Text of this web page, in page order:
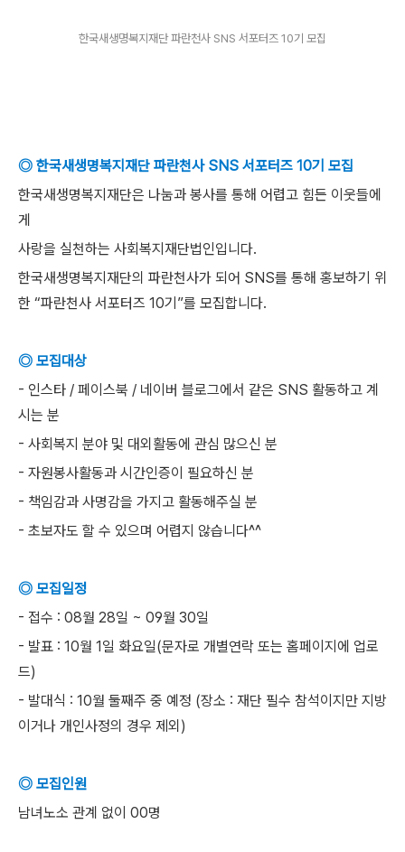
한국새생명복지재단 파란천사 SNS 서포터즈 10기 모집
◎ 한국새생명복지재단 파란천사 SNS 서포터즈 10기 모집
한국새생명복지재단은 나눔과 봉사를 통해 어렵고 힘든 이웃들에
게
사랑을 실천하는 사회복지재단법인입니다.
한국새생명복지재단의 파란천사가 되어 SNS를 통해 홍보하기 위
한 “파란천사 서포터즈 10기”를 모집합니다.
◎ 모집대상
- 인스타 / 페이스북 / 네이버 블로그에서 같은 SNS 활동하고 계
시는 분
- 사회복지 분야 및 대외활동에 관심 많으신 분
- 자원봉사활동과 시간인증이 필요하신 분
- 책임감과 사명감을 가지고 활동해주실 분
- 초보자도 할 수 있으며 어렵지 않습니다^^
◎ 모집일정
- 접수 : 08월 28일 ~ 09월 30일
- 발표 : 10월 1일 화요일(문자로 개별연락 또는 홈페이지에 업로
드)
- 발대식 : 10월 둘째주 중 예정 (장소 : 재단 필수 참석이지만 지방
이거나 개인사정의 경우 제외)
◎ 모집인원
남녀노소 관계 없이 00명